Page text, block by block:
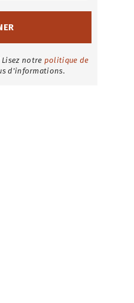
Lisez notre politique de
d'informations.